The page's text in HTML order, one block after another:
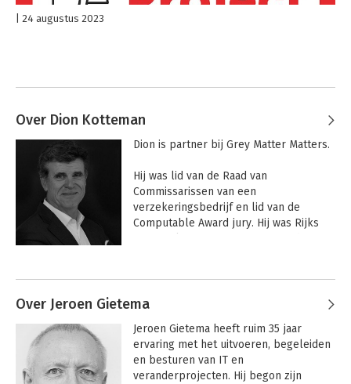
24 augustus 2023
Over Dion Kotteman
Dion is partner bij Grey Matter Matters.
Hij was lid van de Raad van
Commissarissen van een
verzekeringsbedrijf en lid van de
Computable Award jury. Hij was Rijks
Information and Management.
Over Jeroen Gietema
Jeroen Gietema heeft ruim 35 jaar
ervaring met het uitvoeren, begeleiden
en besturen van IT en
veranderprojecten. Hij begon zijn